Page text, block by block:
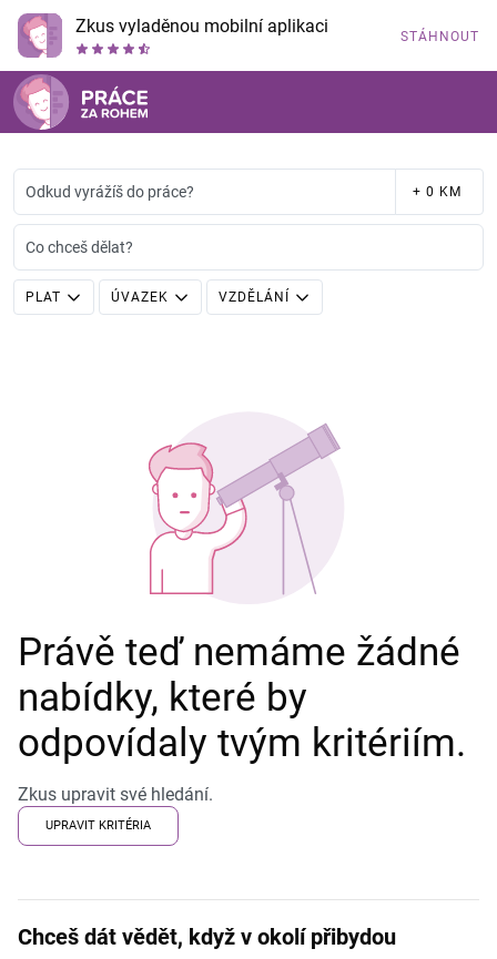
Zkus vyladěnou mobilní aplikaci STÁHNOUT
Odkud vyrážíš do práce? + 0 KM
Co chceš dělat?
PLAT ÚVAZEK VZDĚLÁNÍ
Právě teď nemáme žádné
nabídky, které by
odpovídaly tvým kritériím.
Zkus upravit své hledání.
UPRAVIT KRITÉRIA
Chceš dát vědět, když v okolí přibydou